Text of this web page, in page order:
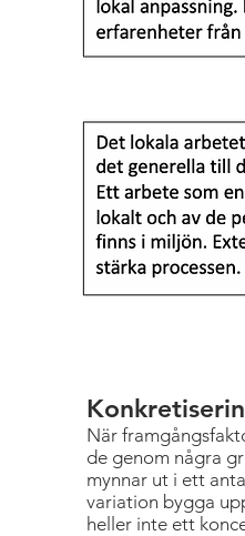
När
de genom några
mynnar ut i ett
variation bygga
heller inte ett